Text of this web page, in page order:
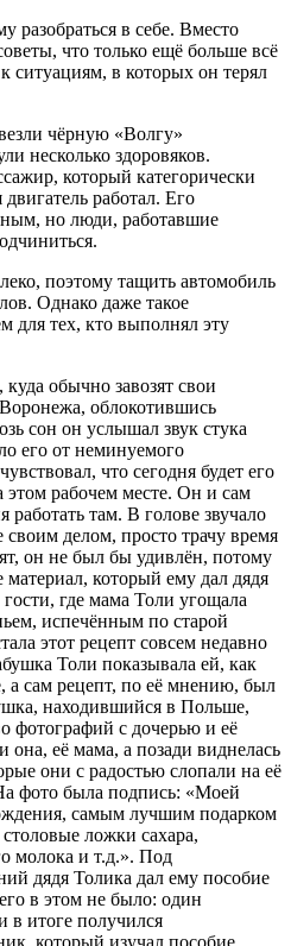
разобраться в себе. Вместо
что только ещё больше всё
ситуациям, в которых он терял
чёрную «Волгу»
несколько здоровяков.
который категорически
двигатель работал. Его
но люди, работавшие
поэтому тащить автомобиль
Однако даже такое
для тех, кто выполнял эту
обычно завозят свои
облокотившись
сон он услышал звук стука
его от неминуемого
что сегодня будет его
рабочем месте. Он и сам
работать там. В голове звучало
делом, просто трачу время
он не был бы удивлён, потому
который ему дал дядя
где мама Толи угощала
испечённым по старой
этот рецепт совсем недавно
Толи показывала ей, как
а сам рецепт, по её мнению, был
находившийся в Польше,
фотографий с дочерью и её
её мама, а позади виднелась
они с радостью слопали на её
фото была подпись: «Моей
самым лучшим подарком
ложки сахара,
молока и т.д.». Под
дядя Толика дал ему пособие
в этом не было: один
в итоге получился
который изучал пособие